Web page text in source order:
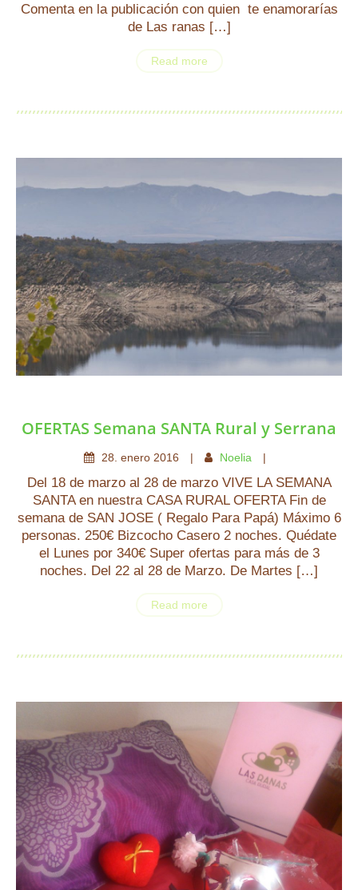
Comenta en la publicación con quien te enamorarías
de Las ranas […]
Read more
OFERTAS Semana SANTA Rural y Serrana
28 enero 2016 Noelia
Del 18 de marzo al 28 de marzo VIVE LA SEMANA
SANTA en nuestra CASA RURAL OFERTA Fin de
semana de SAN JOSE ( Regalo Para Papá) Máximo 6
personas. 250€ Bizcocho Casero 2 noches. Quédate
el Lunes por 340€ Super ofertas para más de 3
noches. Del 22 al 28 de Marzo. De Martes […]
Read more